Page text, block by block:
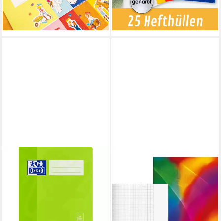
lieferbar - in 3-4 Werktagen bei dir
-12%
lieferbar - in 2-3 Werktagen bei dir